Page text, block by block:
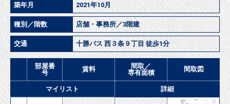
築年月 2021年10月
種別／階数 店舗・事務所／3階建
交通 十勝バス 西３条９丁目 徒歩1分
部屋番
号
賃料
間取／
専有面積
間取図
マイリスト 詳細